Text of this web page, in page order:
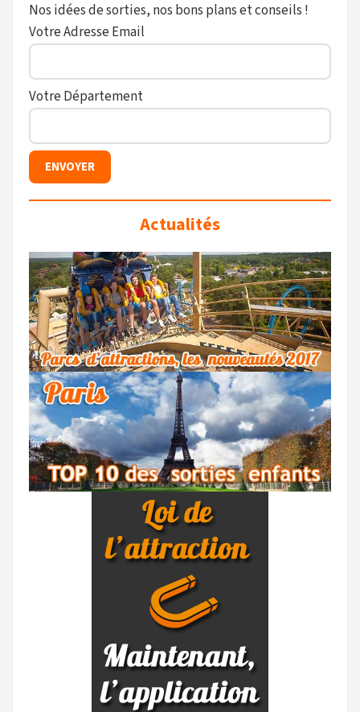
Nos idées de sorties, nos bons plans et conseils !
Votre Adresse Email
Votre Département
Actualités